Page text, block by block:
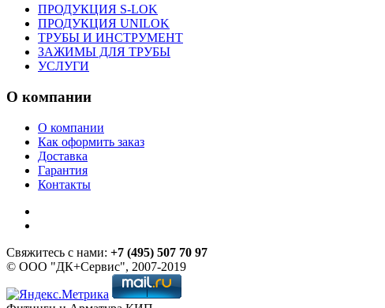
ПРОДУКЦИЯ S-LOK
ПРОДУКЦИЯ UNILOK
ТРУБЫ И ИНСТРУМЕНТ
ЗАЖИМЫ ДЛЯ ТРУБЫ
УСЛУГИ
О компании
О компании
Как оформить заказ
Доставка
Гарантия
Контакты
Свяжитесь с нами: +7 (495) 507 70 97
© ООО "ДК+Сервис", 2007-2019